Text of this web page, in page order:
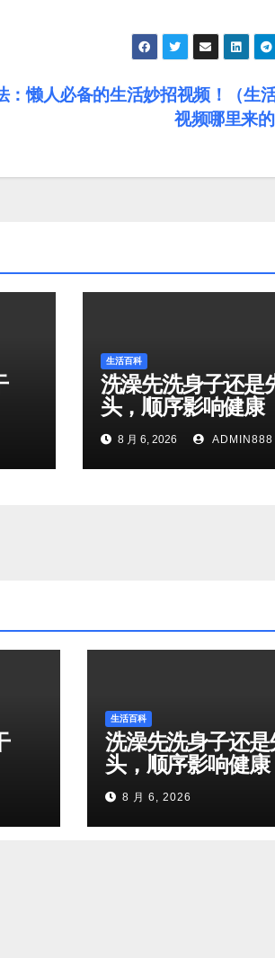
：懒人必备的生活妙招视频！（生
视频哪里来
生活百科
洗澡先洗身子还是
头，顺序影响健康
8 月 6, 2026 ADMIN888
生活百科
洗澡先洗身子还是
头，顺序影响健康
8 月 6, 2026